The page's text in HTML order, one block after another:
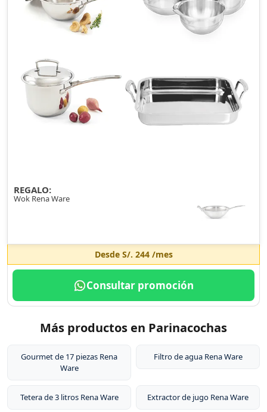
REGALO:
Wok Rena Ware
Desde S/. 244/mes
Consultar promoción
Más productos en Parinacochas
Gourmet de 17 piezas Rena
Ware
Filtro de agua Rena Ware
Tetera de 3 litros Rena Ware Extractor de jugo Rena Ware